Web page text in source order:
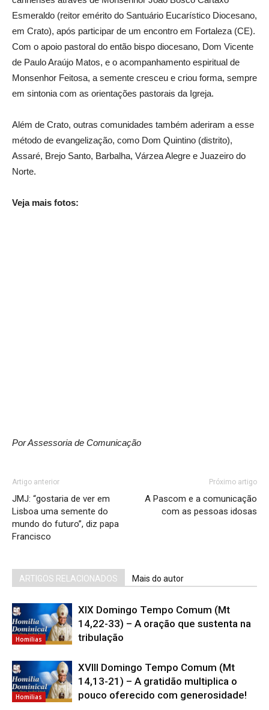
Esmeraldo (reitor emérito do Santuário Eucarístico Diocesano,
em Crato), após participar de um encontro em Fortaleza (CE).
Com o apoio pastoral do então bispo diocesano, Dom Vicente
de Paulo Araújo Matos, e o acompanhamento espiritual de
Monsenhor Feitosa, a semente cresceu e criou forma, sempre
em sintonia com as orientações pastorais da Igreja.
Além de Crato, outras comunidades também aderiram a esse
método de evangelização, como Dom Quintino (distrito),
Assaré, Brejo Santo, Barbalha, Várzea Alegre e Juazeiro do
Norte.
Veja mais fotos:
Por Assessoria de Comunicação
Artigo anterior
JMJ: “gostaria de ver em
Lisboa uma semente do
mundo do futuro”, diz papa
Francisco
Próximo artigo
A Pascom e a comunicação
com as pessoas idosas
ARTIGOS RELACIONADOS Mais do autor
Homilias
XIX Domingo Tempo Comum (Mt
14,22-33) – A oração que sustenta na
tribulação
Homilias
XVIII Domingo Tempo Comum (Mt
14,13-21) – A gratidão multiplica o
pouco oferecido com generosidade!